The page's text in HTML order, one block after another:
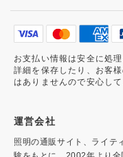
お支払い情報は安全に処
詳細を保存したり、お客
はありませんので安心して
運営会社
照明の通販サイト、ライテ